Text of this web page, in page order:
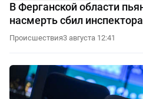
В Ферганской области
насмерть сбил
Происшествия3 августа 12:41